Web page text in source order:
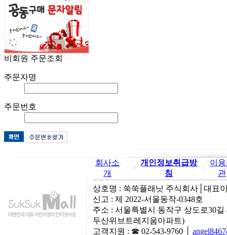
앤 루비
비회원 주문조회
주문자명
주문번호
회사소
개
개인정보취급방
침
이
관
상호명 : 쑥쑥플래닛 주식회사│대표
신고 : 제 2022-서울동작-0348호
주소 : 서울특별시 동작구 상도로30
두산위브트레지움아파트)
고객지원 : ☎ 02-543-9760 │